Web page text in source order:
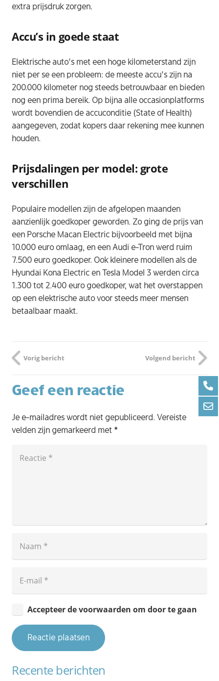
extra prijsdruk zorgen.
Accu’s in goede staat
Elektrische auto’s met een hoge kilometerstand zijn
niet per se een probleem: de meeste accu’s zijn na
200.000 kilometer nog steeds betrouwbaar en bieden
nog een prima bereik. Op bijna alle occasionplatforms
wordt bovendien de accuconditie (State of Health)
aangegeven, zodat kopers daar rekening mee kunnen
houden.
Prijsdalingen per model: grote
verschillen
Populaire modellen zijn de afgelopen maanden
aanzienlijk goedkoper geworden. Zo ging de prijs van
een Porsche Macan Electric bijvoorbeeld met bijna
10.000 euro omlaag, en een Audi e-Tron werd ruim
7.500 euro goedkoper. Ook kleinere modellen als de
Hyundai Kona Electric en Tesla Model 3 werden circa
1.300 tot 2.400 euro goedkoper, wat het overstappen
op een elektrische auto voor steeds meer mensen
betaalbaar ​‍​‌‍​‍‌maakt.
Vorig bericht Volgend bericht
Geef een reactie
Je e-mailadres wordt niet gepubliceerd. Vereiste
velden zijn gemarkeerd met *
Accepteer de voorwaarden om door te gaan
Reactie plaatsen
Recente berichten